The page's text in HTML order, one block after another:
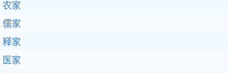
农家
儒家
释家
医家